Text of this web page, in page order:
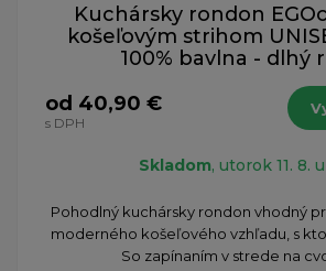
Kuchársky rondon
košeľovým strihom
100% bavlna - dlhý
od 40,90 €
s DPH
Skladom, utorok 11. 8.
Pohodlný kuchársky rondon vhodný
moderného košeľového vzhľadu, s
So zapínaním v strede na